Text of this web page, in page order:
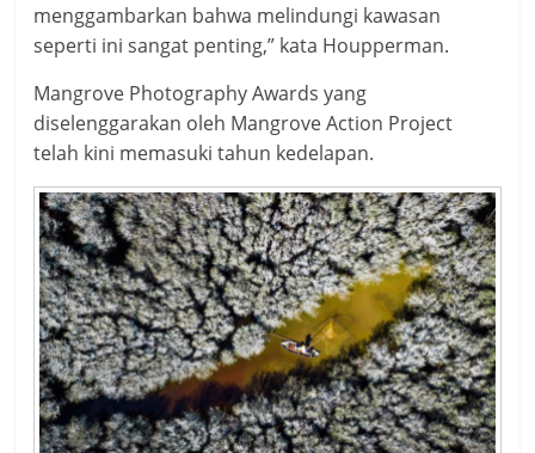
menggambarkan bahwa melindungi kawasan
seperti ini sangat penting,” kata Houpperman.
Mangrove Photography Awards yang
diselenggarakan oleh Mangrove Action Project
telah kini memasuki tahun kedelapan.